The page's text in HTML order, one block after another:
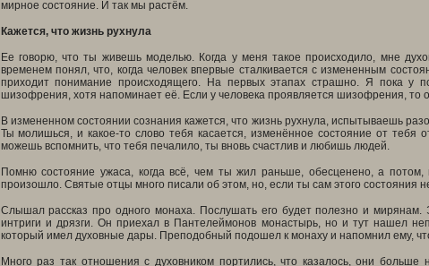
мирное состояние. И так мы растём.
Кажется, что жизнь рухнула
Ее говорю, что ты живешь моделью. Когда у меня такое происходило, мне
временем понял, что, когда человек впервые сталкивается с измененным
приходит понимание происходящего. На первых этапах страшно. Я пока у
шизофрения, хотя напоминает её. Если у человека проявляется шизофрения, то
В измененном состоянии сознания кажется, что жизнь рухнула, испытываешь
Ты молишься, и какое-то слово тебя касается, изменённое состояние от
можешь вспомнить, что тебя печалило, ты вновь счастлив и любишь людей.
Помню состояние ужаса, когда всё, чем ты жил раньше, обесценено, а
произошло. Святые отцы много писали об этом, но, если ты сам этого состояния
Слышал рассказ про одного монаха. Послушать его будет полезно и
интриги и дрязги. Он приехал в Пантелеймонов монастырь, но и тут нашел
который имел духовные дары. Преподобный подошел к монаху и напомнил ему,
Много раз так отношения с духовником портились, что казалось, они больше